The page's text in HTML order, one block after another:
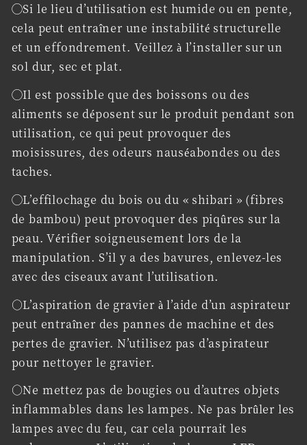
◯Si le lieu d’utilisation est humide ou en pente,
cela peut entraîner une instabilité structurelle
et un effondrement. Veillez à l’installer sur un
sol dur, sec et plat.
◯Il est possible que des boissons ou des
aliments se déposent sur le produit pendant son
utilisation, ce qui peut provoquer des
moisissures, des odeurs nauséabondes ou des
taches.
◯L’effilochage du bois ou du « shibari » (fibres
de bambou) peut provoquer des piqûres sur la
peau. Vérifier soigneusement lors de la
manipulation. S’il y a des bavures, enlevez-les
avec des ciseaux avant l’utilisation.
○L’aspiration de gravier à l’aide d’un aspirateur
peut entraîner des pannes de machine et des
pertes de gravier. N’utilisez pas d’aspirateur
pour nettoyer le gravier.
○Ne mettez pas de bougies ou d’autres objets
inflammables dans les lampes. Ne pas brûler les
lampes avec du feu, car cela pourrait les